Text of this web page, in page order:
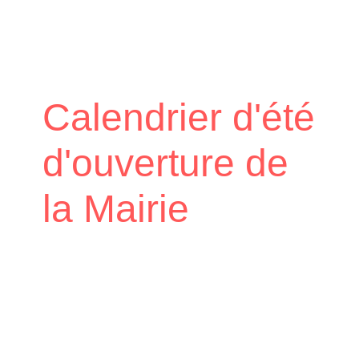
Calendrier d'été
d'ouverture de
la Mairie